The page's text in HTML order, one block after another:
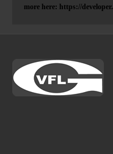
more here: https://